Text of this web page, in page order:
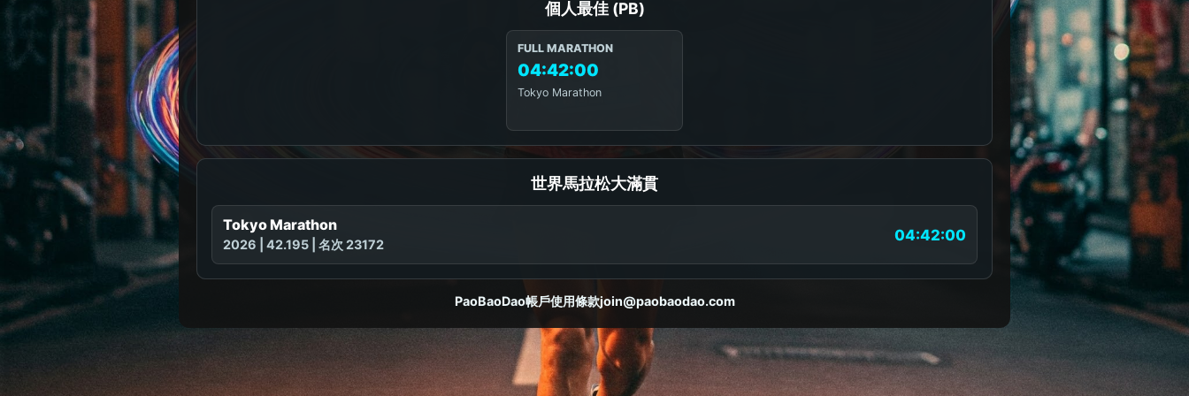
個人最佳 (PB)
FULL MARATHON
04:42:00
Tokyo Marathon
世界馬拉松大滿貫
Tokyo Marathon
2026 | 42.195 | 名次 23172
04:42:00
PaoBaoDao帳戶使用條款join@paobaodao.com